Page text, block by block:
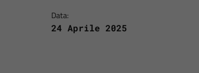
Data:
24 Aprile 2025